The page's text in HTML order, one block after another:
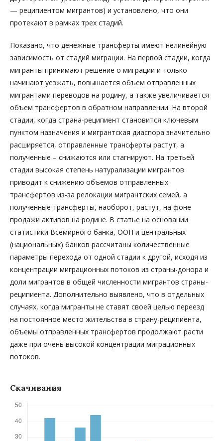
— реципиентом мигрантов) и установлено, что они
протекают в рамках трех стадий.
Показано, что денежные трансферты имеют нелинейную
зависимость от стадий миграции. На первой стадии, когда
мигранты принимают решение о миграции и только
начинают уезжать, повышается объем отправленных
мигрантами переводов на родину, а также увеличивается
объем трансфертов в обратном направлении. На второй
стадии, когда страна-реципиент становится ключевым
пунктом назначения и мигрантская диаспора значительно
расширяется, отправленные трансферты растут, а
полученные – снижаются или стагнируют. На третьей
стадии высокая степень натурализации мигрантов
приводит к снижению объемов отправленных
трансфертов из-за релокации мигрантских семей, а
полученные трансферты, наоборот, растут, на фоне
продажи активов на родине. В статье на основании
статистики Всемирного банка, ООН и центральных
(национальных) банков рассчитаны количественные
параметры перехода от одной стадии к другой, исходя из
концентрации миграционных потоков из страны-донора и
доли мигрантов в общей численности мигрантов страны-
реципиента. Дополнительно выявлено, что в отдельных
случаях, когда мигранты не ставят своей целью переезд
на постоянное место жительства в страну-реципиента,
объемы отправленных трансфертов продолжают расти
даже при очень высокой концентрации миграционных
потоков.
Скачивания